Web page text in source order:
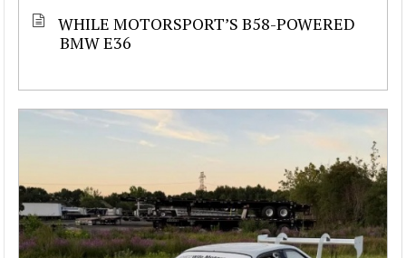
WHILE MOTORSPORT’S B58-POWERED
BMW E36